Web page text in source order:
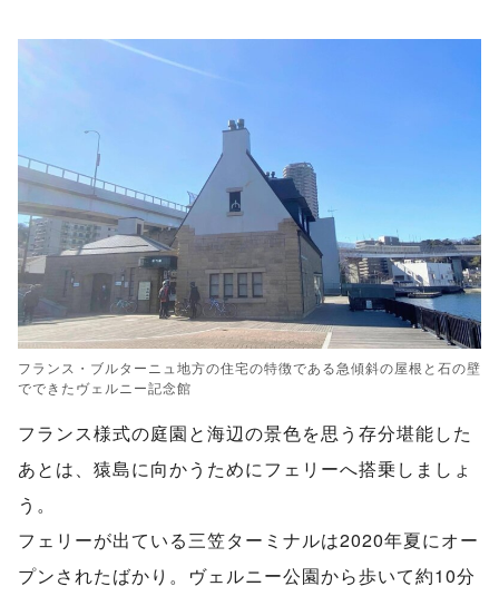
フランス・ブルターニュ地方の住宅の特徴である急傾斜の屋根と石の壁
でできたヴェルニー記念館
フランス様式の庭園と海辺の景色を思う存分堪能した
あとは、猿島に向かうためにフェリーへ搭乗しましょ
う。
フェリーが出ている三笠ターミナルは2020年夏にオー
プンされたばかり。ヴェルニー公園から歩いて約10分